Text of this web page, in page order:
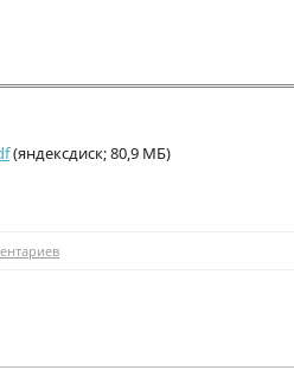
(яндексдиск; 80,9 МБ)